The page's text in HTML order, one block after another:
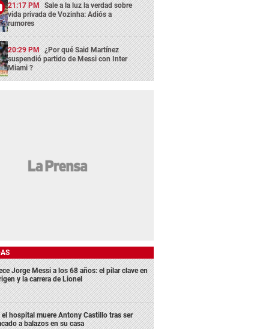
21:17 PM Sale a la luz la verdad sobre
vida privada de Vozinha: Adiós a
rumores
20:29 PM ¿Por qué Said Martínez
suspendió partido de Messi con Inter
Miami ?
Jorge Messi a los 68 años: el pilar clave en
y la carrera de Lionel
el hospital muere Antony Castillo tras ser
a balazos en su casa